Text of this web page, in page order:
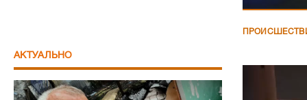
АКТУАЛЬНО